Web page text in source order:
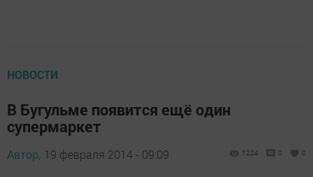
НОВОСТИ
В Бугульме появится ещё один
супермаркет
Автор, 19 февраля 2014 - 09:09 1224 0 0